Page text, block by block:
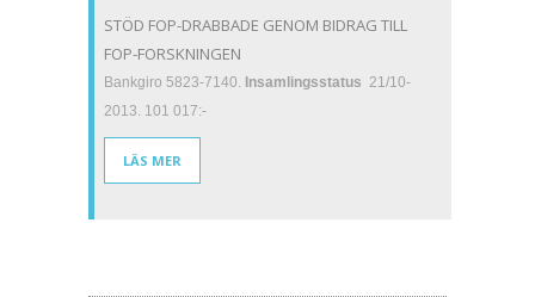
STÖD FOP-DRABBADE GENOM BIDRAG TILL
FOP-FORSKNINGEN
Bankgiro 5823-7140. Insamlingsstatus 21/10-
2013. 101 017:-
LÄS MER